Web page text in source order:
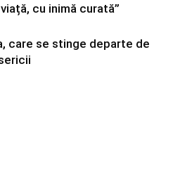
cu inimă curată”
care se stinge departe de